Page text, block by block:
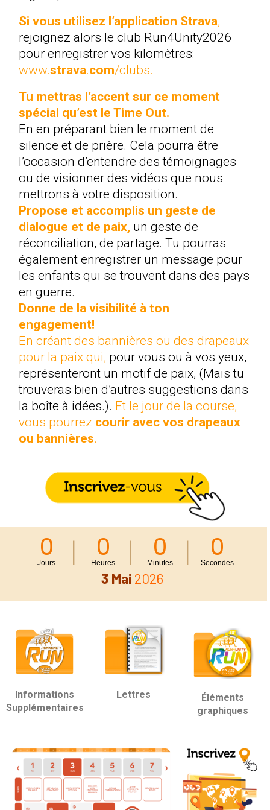
Si vous utilisez l’application Strava,
rejoignez alors le club Run4Unity2026
pour enregistrer vos kilomètres:
www.strava.com/clubs.
Tu mettras l’accent sur ce moment
spécial qu’est le Time Out.
En en préparant bien le moment de
silence et de prière. Cela pourra être
l’occasion d’entendre des témoignages
ou de visionner des vidéos que nous
mettrons à votre disposition.
Propose et accomplis un geste de
dialogue et de paix, un geste de
réconciliation, de partage. Tu pourras
également enregistrer un message pour
les enfants qui se trouvent dans des pays
en guerre.
Donne de la visibilité à ton
engagement!
En créant des bannières ou des drapeaux
pour la paix qui, pour vous ou à vos yeux,
représenteront un motif de paix, (Mais tu
trouveras bien d’autres suggestions dans
la boîte à idées.). Et le jour de la course,
vous pourrez courir avec vos drapeaux
ou bannières.
0
Jours
0
Heures
0
Minutes
0
Secondes
3 Mai 2026
Informations
Supplémentaires
Lettres
Éléments
graphiques